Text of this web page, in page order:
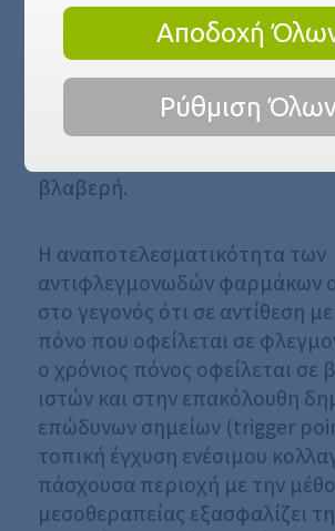
αποδόμηση γίνεται
επαναλαμβανόμενους
φλεγμονές. Η χρήση
φαρμάκων έχει αποδειχθεί
αναποτελεσματική στον
βλαβερή.
Η αναποτελεσματικότητα των
αντιφλεγμονωδών φαρμάκων
στο γεγονός ότι σε αντίθεση
πόνο που οφείλεται σε
ο χρόνιος πόνος οφείλεται σε
ιστών και στην επακόλουθη
επώδυνων σημείων (trigger
τοπική έγχυση ενέσιμου
πάσχουσα περιοχή με την
μεσοθεραπείας εξασφαλίζει
Αποδοχή
Ρύθμιση